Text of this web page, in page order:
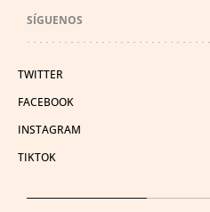
SÍGUENOS
TWITTER
FACEBOOK
INSTAGRAM
TIKTOK